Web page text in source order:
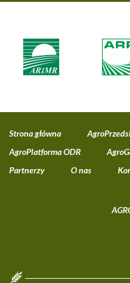
Strona główna
AgroPlatforma ODR
Partnerzy
O nas